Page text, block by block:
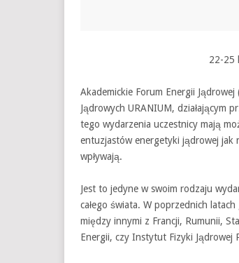
22-25
Akademickie Forum Energii
Jądrowych URANIUM, działającym
tego wydarzenia uczestnicy mają
entuzjastów energetyki jądrowej jak
wpływają.
Jest to jedyne w swoim rodzaju
całego świata. W poprzednich
między innymi z Francji, Rumunii,
Energii, czy Instytut Fizyki Jądrowej